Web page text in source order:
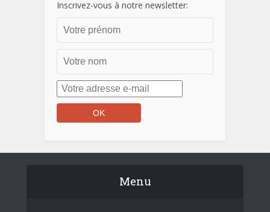
Inscrivez-vous à notre newsletter:
Menu